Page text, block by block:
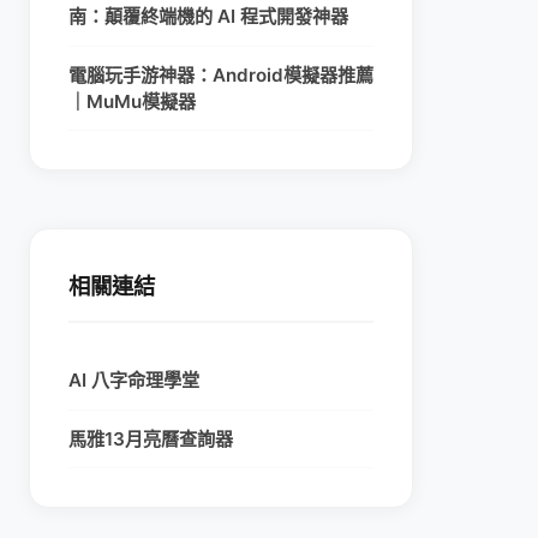
南：顛覆終端機的 AI 程式開發神器
電腦玩手游神器：Android模擬器推薦
｜MuMu模擬器
相關連結
AI 八字命理學堂
馬雅13月亮曆查詢器